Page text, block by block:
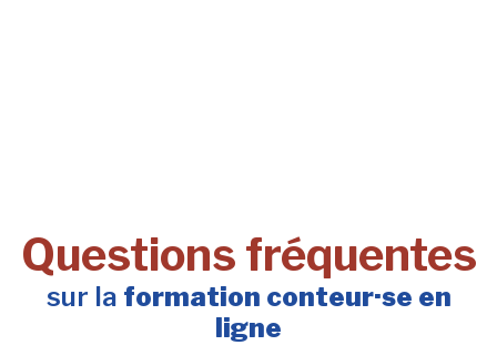
Questions fréquentes
sur la formation conteur·se en
ligne